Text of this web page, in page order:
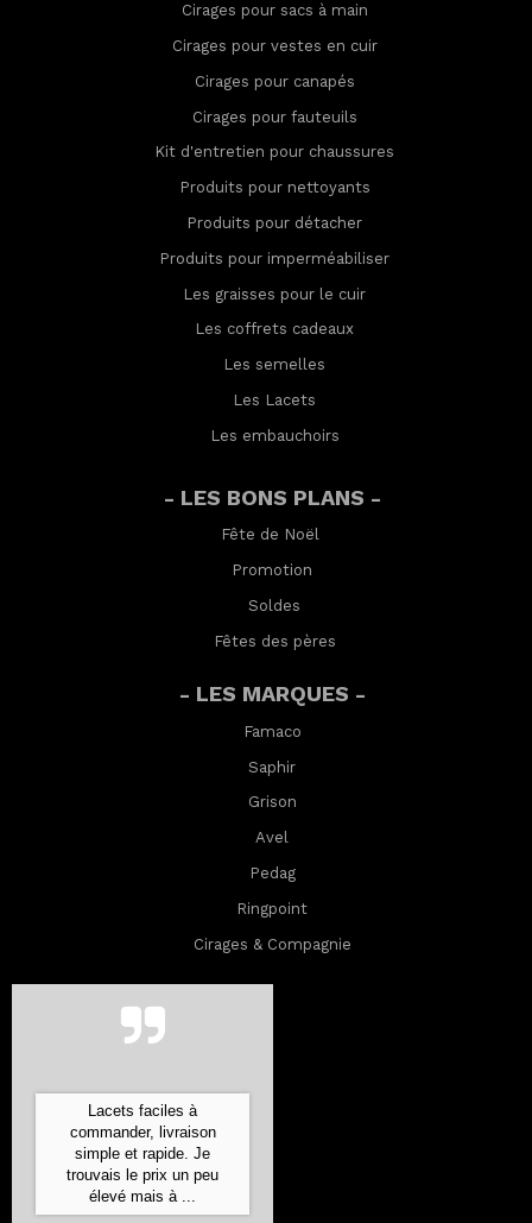
Cirages pour sacs à main
Cirages pour vestes en cuir
Cirages pour canapés
Cirages pour fauteuils
Kit d'entretien pour chaussures
Produits pour nettoyants
Produits pour détacher
Produits pour imperméabiliser
Les graisses pour le cuir
Les coffrets cadeaux
Les semelles
Les Lacets
Les embauchoirs
- LES BONS PLANS -
Fête de Noël
Promotion
Soldes
Fêtes des pères
- LES MARQUES -
Famaco
Saphir
Grison
Avel
Pedag
Ringpoint
Cirages & Compagnie
Lacets faciles à
commander, livraison
simple et rapide. Je
trouvais le prix un peu
élevé mais à ...